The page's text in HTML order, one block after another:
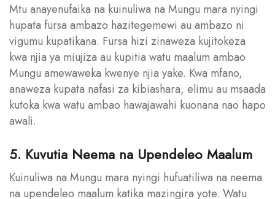
Mtu anayenufaika na kuinuliwa na Mungu mara nyingi
hupata fursa ambazo hazitegemewi au ambazo ni
vigumu kupatikana. Fursa hizi zinaweza kujitokeza
kwa njia ya miujiza au kupitia watu maalum ambao
Mungu amewaweka kwenye njia yake. Kwa mfano,
anaweza kupata nafasi za kibiashara, elimu au msaada
kutoka kwa watu ambao hawajawahi kuonana nao hapo
awali.
5. Kuvutia Neema na Upendeleo Maalum
Kuinuliwa na Mungu mara nyingi hufuatiliwa na neema
na upendeleo maalum katika mazingira yote. Watu